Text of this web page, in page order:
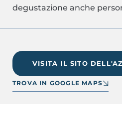
degustazione anche
VISITA IL SITO
TROVA IN GOOGLE MAPS